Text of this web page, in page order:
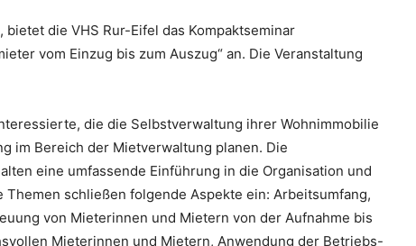
bietet die VHS Rur-Eifel das Kompaktseminar
vom Einzug bis zum Auszug“ an. Die Veranstaltung
die die Selbstverwaltung ihrer Wohnimmobilie
im Bereich der Mietverwaltung planen. Die
eine umfassende Einführung in die Organisation und
schließen folgende Aspekte ein: Arbeitsumfang,
von Mieterinnen und Mietern von der Aufnahme bis
Mieterinnen und Mietern, Anwendung der Betriebs-